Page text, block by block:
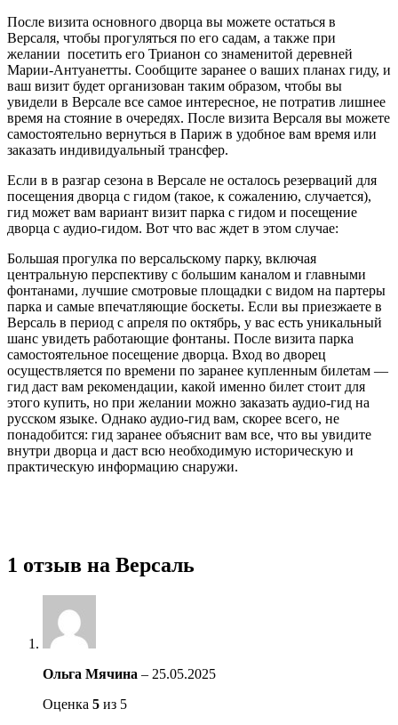
После визита основного дворца вы можете остаться в
Версаля, чтобы прогуляться по его садам, а также при
желании посетить его Трианон со знаменитой деревней
Марии-Антуанетты. Сообщите заранее о ваших планах гиду, и
ваш визит будет организован таким образом, чтобы вы
увидели в Версале все самое интересное, не потратив лишнее
время на стояние в очередях. После визита Версаля вы можете
самостоятельно вернуться в Париж в удобное вам время или
заказать индивидуальный трансфер.
Если в в разгар сезона в Версале не осталось резерваций для
посещения дворца с гидом (такое, к сожалению, случается),
гид может вам вариант визит парка с гидом и посещение
дворца с аудио-гидом. Вот что вас ждет в этом случае:
Большая прогулка по версальскому парку, включая
центральную перспективу с большим каналом и главными
фонтанами, лучшие смотровые площадки с видом на партеры
парка и самые впечатляющие боскеты. Если вы приезжаете в
Версаль в период с апреля по октябрь, у вас есть уникальный
шанс увидеть работающие фонтаны. После визита парка
самостоятельное посещение дворца. Вход во дворец
осуществляется по времени по заранее купленным билетам —
гид даст вам рекомендации, какой именно билет стоит для
этого купить, но при желании можно заказать аудио-гид на
русском языке. Однако аудио-гид вам, скорее всего, не
понадобится: гид заранее объяснит вам все, что вы увидите
внутри дворца и даст всю необходимую историческую и
практическую информацию снаружи.
1 отзыв на Версаль
Ольга Мячина – 25.05.2025
Оценка 5 из 5